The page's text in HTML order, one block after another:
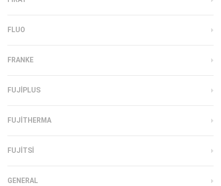
FLUO
FRANKE
FUJIPLUS
FUJITHERMA
FUJITSI
GENERAL